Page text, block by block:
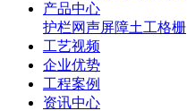
产品中心
护栏网声屏障土工格栅
工艺视频
企业优势
工程案例
资讯中心